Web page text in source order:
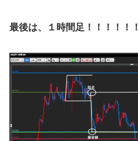
最後は、１時間足！！！！！！